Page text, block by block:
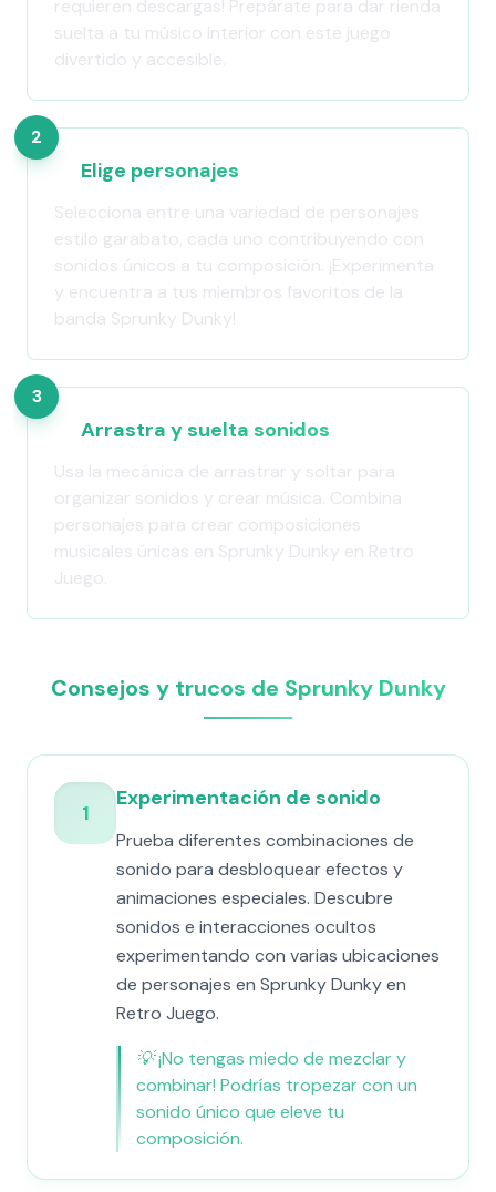
requieren descargas! Prepárate para dar rienda
suelta a tu músico interior con este juego
divertido y accesible.
2
Elige personajes
Selecciona entre una variedad de personajes
estilo garabato, cada uno contribuyendo con
sonidos únicos a tu composición. ¡Experimenta
y encuentra a tus miembros favoritos de la
banda Sprunky Dunky!
3
Arrastra y suelta sonidos
Usa la mecánica de arrastrar y soltar para
organizar sonidos y crear música. Combina
personajes para crear composiciones
musicales únicas en Sprunky Dunky en Retro
Juego.
Consejos y trucos de Sprunky Dunky
1
Experimentación de sonido
Prueba diferentes combinaciones de
sonido para desbloquear efectos y
animaciones especiales. Descubre
sonidos e interacciones ocultos
experimentando con varias ubicaciones
de personajes en Sprunky Dunky en
Retro Juego.
💡¡No tengas miedo de mezclar y
combinar! Podrías tropezar con un
sonido único que eleve tu
composición.